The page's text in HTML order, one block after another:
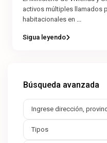
activos múltiples llamados
habitacionales en ...
Sigua leyendo
Búsqueda avanzada
Tipos